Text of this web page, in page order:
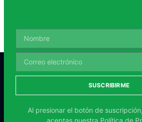
SUSCRIBIRME
Al presionar el botón de
aceptas nuestra Política de